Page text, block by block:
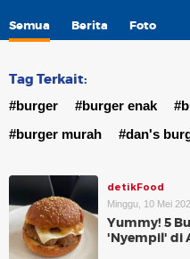
Semua Berita Foto
Tag Terkait:
#burger #burger enak
#burger murah
#dan's
detikFood
Minggu, 10 Mei
Yummy! 5
'Nyempil' di